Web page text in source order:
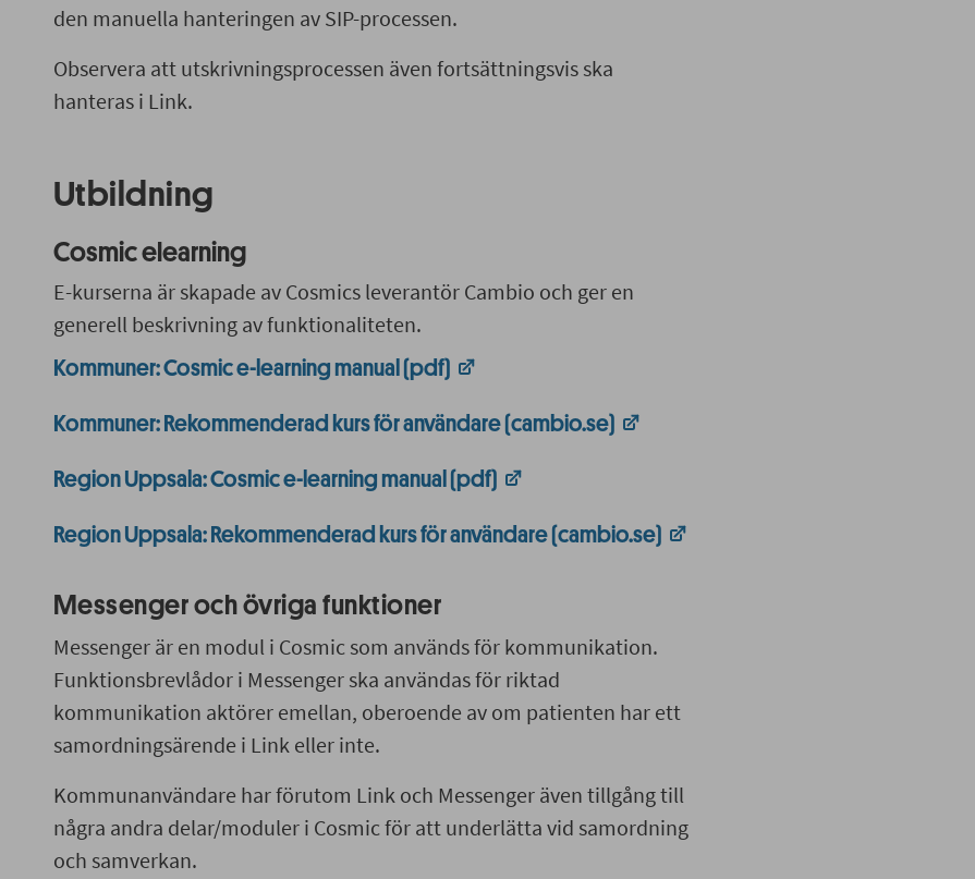
den manuella hanteringen av SIP-processen.
Observera att utskrivningsprocessen även fortsättningsvis ska
hanteras i Link.
Utbildning
Cosmic elearning
E-kurserna är skapade av Cosmics leverantör Cambio och ger en
generell beskrivning av funktionaliteten.
Kommuner: Cosmic e-learning manual (pdf)
Kommuner: Rekommenderad kurs för användare (cambio.se)
Region Uppsala: Cosmic e-learning manual (pdf)
Region Uppsala: Rekommenderad kurs för användare (cambio.se)
Messenger och övriga funktioner
Messenger är en modul i Cosmic som används för kommunikation.
Funktionsbrevlådor i Messenger ska användas för riktad
kommunikation aktörer emellan, oberoende av om patienten har ett
samordningsärende i Link eller inte.
Kommunanvändare har förutom Link och Messenger även tillgång till
några andra delar/moduler i Cosmic för att underlätta vid samordning
och samverkan.